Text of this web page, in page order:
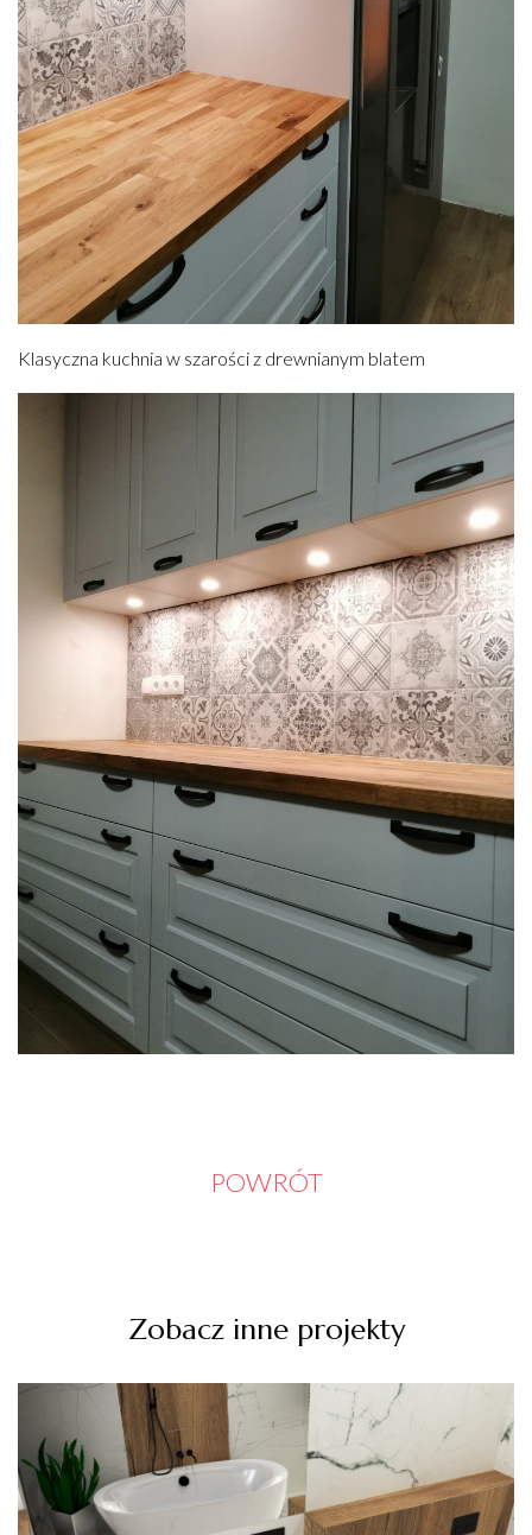
Klasyczna kuchnia w szarości z drewnianym blatem
POWRÓT
Zobacz inne projekty